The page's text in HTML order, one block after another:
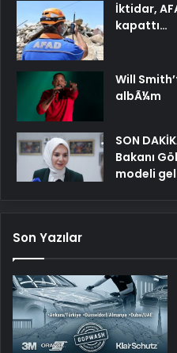
İktidar,
kapattı…
Will
albÃ¼m
SON
Bakanı
modeli
Son Yazılar